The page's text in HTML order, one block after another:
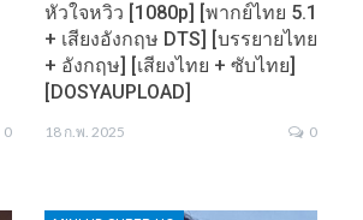
0
หัวใจหวิว [1080p] [พากย์ไทย 5.1
+ เสียงอังกฤษ DTS] [บรรยายไทย
+ อังกฤษ] [เสียงไทย + ซับไทย]
[DOSYAUPLOAD]
18 ก.พ. 2025 0